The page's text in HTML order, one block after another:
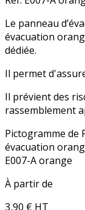
Le panneau
évacuation
dédiée.
Il permet
Il prévient des
rassemblement
Pictogramme de
évacuation
E007-A orange
À partir de
3,90 € HT